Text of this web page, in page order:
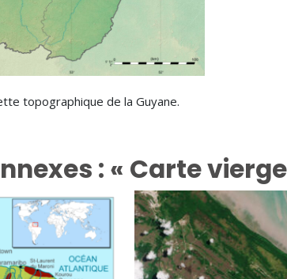
topographique de la Guyane.
: « Carte